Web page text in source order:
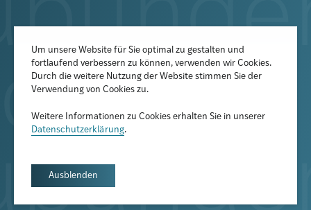
Der Newsletter informiert über
aktuelle Veranstaltungen,
Publikationen und
Forschungsprojekte
Newsletter abonnieren
Um unsere Website für Sie optimal zu gestalten und
fortlaufend verbessern zu können, verwenden wir Cookies.
Durch die weitere Nutzung der Website stimmen Sie der
Verwendung von Cookies zu.
Weitere Informationen zu Cookies erhalten Sie in unserer
Datenschutzerklärung.
Ausblenden